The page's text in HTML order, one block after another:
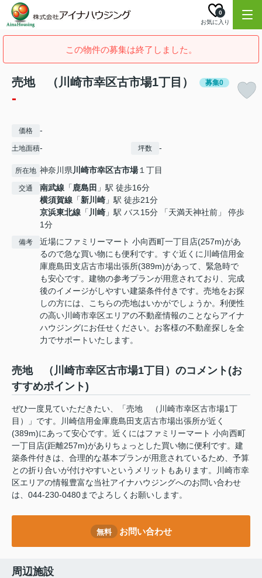
お気に入り
0
この物件の募集は終了しました。
売地 （川崎市幸区古市場1丁目） 募集0
-
価格 -
土地面積- 坪数 -
所在地 神奈川県川崎市幸区古市場１丁目
交通 南武線 「 鹿島田 」駅 徒歩16分
横須賀線 「新川崎 」駅 徒歩21分
京浜東北線 「 川崎 」駅 バス15分 「天満天神社前」 停歩
1分
備考
近場にファミリーマート 小向西町一丁目店(257m)があ
るので急な買い物にも便利です。すぐ近くに川崎信用金
庫鹿島田支店古市場出張所(389m)があって、緊急時で
も安心です。建物の参考プランが用意されており、完成
後のイメージがしやすい建築条件付きです。売地をお探
しの方には、こちらの売地はいかがでしょうか。利便性
の高い川崎市幸区エリアの不動産情報のことならアイナ
ハウジングにお任せください。お客様の不動産探しを全
力でサポートいたします。
売地 （川崎市幸区古市場1丁目）のコメント(お
すすめポイント)
ぜひ一度見ていただきたい、「売地 （川崎市幸区古市場1丁
目）」です。川崎信用金庫鹿島田支店古市場出張所が近く
(389m)にあって安心です。近くにはファミリーマート 小向西町
一丁目店(距離257m)がありちょっとした買い物に便利です。建
築条件付きは、合理的な基本プランが用意されているため、予算
との折り合いが付けやすいというメリットもあります。川崎市幸
区エリアの情報豊富な当社アイナハウジングへのお問い合わせ
は、044-230-0480までよろしくお願いします。
無料 お問い合わせ
周辺施設